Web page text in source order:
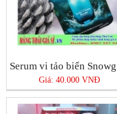
Giá: 40.000 VNĐ